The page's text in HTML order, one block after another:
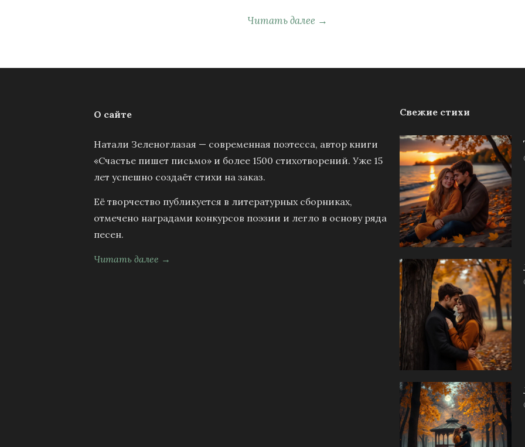
Читать далее →
О сайте
Натали Зеленоглазая — современная поэтесса, автор книги
«Счастье пишет письмо» и более 1500 стихотворений. Уже 15
лет успешно создаёт стихи на заказ.
Её творчество публикуется в литературных сборниках,
отмечено наградами конкурсов поэзии и легло в основу ряда
песен.
Читать далее →
Свежие стихи